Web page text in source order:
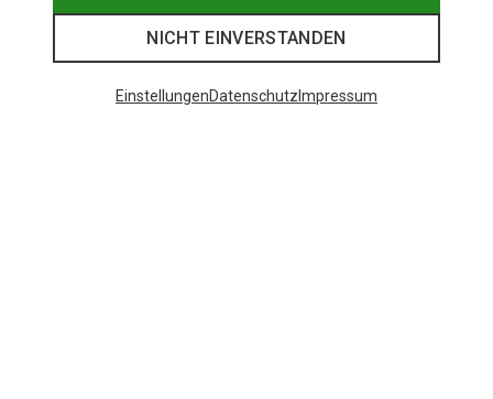
NICHT EINVERSTANDEN
EinstellungenDatenschutz Impressum